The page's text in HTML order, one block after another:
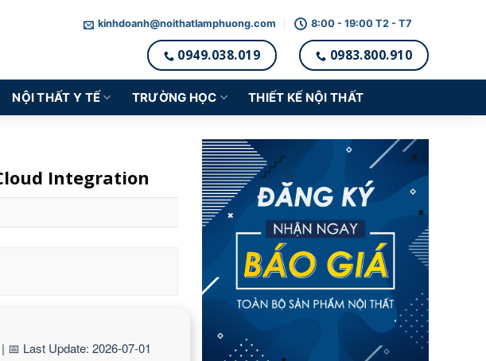
kinhdoanh@noithatlamphuong.com 8:00 - 19:00 T2 - T7
0949.038.019 0983.800.910
NỘI THẤT Y TẾ TRƯỜNG HỌC THIẾT KẾ NỘI THẤT
Integration
📅 Last Update: 2026-07-01